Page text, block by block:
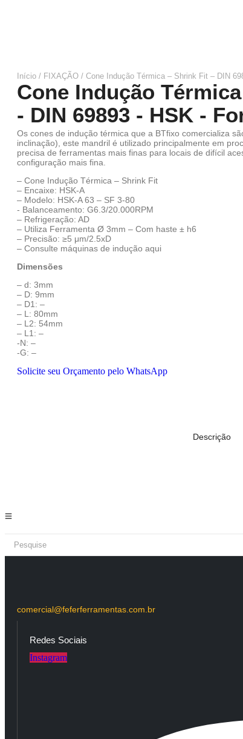
Início / FIXAÇÃO / Cone Indução Térmica – Shrink Fit – DIN
Cone Indução
- DIN 69893 - HSK -
Os cones de indução térmica que a BTfixo comercializa
inclinação), este mandril é utilizado principalmente em
precisa de ferramentas mais finas para locais de difícil
configuração mais fina.
– Cone Indução Térmica – Shrink Fit
– Encaixe: HSK-A
– Modelo: HSK-A 63 – SF 3-80
‑ Balanceamento: G6.3/20.000RPM
– Refrigeração: AD
– Utiliza Ferramenta Ø 3mm – Com haste ± h6
– Precisão: ≥5 μm/2.5xD
– Consulte máquinas de indução aqui
Dimensões
– d: 3mm
– D: 9mm
– D1: –
– L: 80mm
– L2: 54mm
– L1: –
-N: –
-G: –
Solicite seu Orçamento pelo WhatsApp
Descrição
comercial@feferferramentas.com.br
Redes Sociais
Instagram